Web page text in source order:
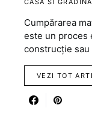
CASA SI GRADINA
Cumpărarea
este un proces
construcție
VEZI TOT